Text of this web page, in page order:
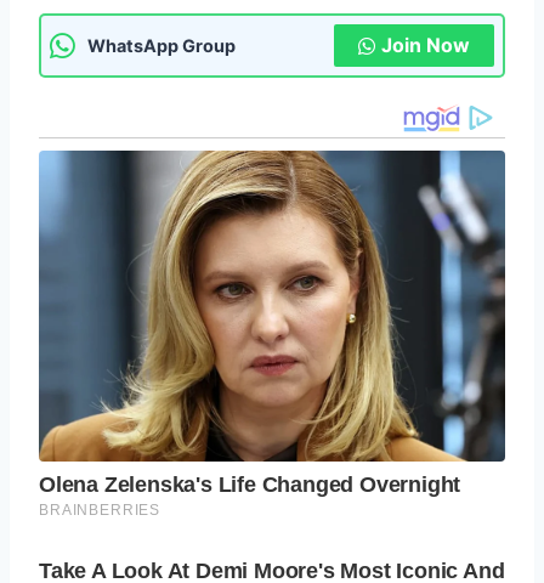
WhatsApp Group Join Now